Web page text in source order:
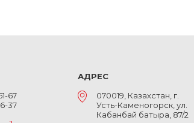
67
37
АДРЕС
070019, Казахстан, г.
Усть-Каменогорск, ул.
Кабанбай батыра, 87/2